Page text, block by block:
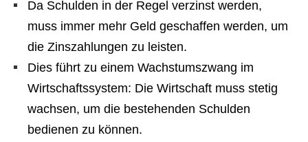
Da Schulden in der Regel verzinst werden,
muss immer mehr Geld geschaffen werden, um
die Zinszahlungen zu leisten.
Dies führt zu einem Wachstumszwang im
Wirtschaftssystem: Die Wirtschaft muss stetig
wachsen, um die bestehenden Schulden
bedienen zu können.